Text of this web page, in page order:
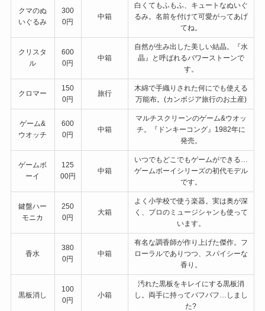
クマのぬ
いぐるみ
300
0円
中箱
白くてもふもふ、キュートなぬいぐ
るみ。名前を付けて可愛がってあげ
てね。
クリスタ
ル
600
0円
中箱
自然が生み出した美しい結晶。『水
晶』と呼ばれるパワーストーンで
す。
クロマー
150
0円
旅行
木綿で手織りされた何にでも使える
万能布。(カンボジア旅行のお土産)
ゲーム&
ウオッチ
600
0円
中箱
マルチスクリーンのゲーム&ウオッ
チ。『ドンキーコング』1982年に
発売。
ゲームボ
ーイ
125
00円
中箱
いつでもどこでもゲームができる…
ゲームボーイシリーズの初代モデル
です。
鍵盤ハー
モニカ
250
0円
大箱
よく小学校で使う楽器。実は奥が深
く、プロのミュージシャンも使って
います。
香水
380
0円
中箱
有名な調香師が作り上げた傑作。フ
ローラルでありつつ、スパイシーな
香り。
黒板消し
100
0円
小箱
汚れた黒板をキレイにする黒板消
し。両手に持ってバフバフ…しまし
た?